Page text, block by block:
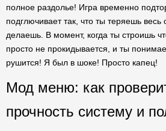
полное раздолье! Игра временно
подглючивает так, что ты теряешь
делаешь. В момент, когда ты строишь
просто не прокидывается, и ты
рушится! Я был в шоке! Просто капец!
Мод меню: как
прочность систему и